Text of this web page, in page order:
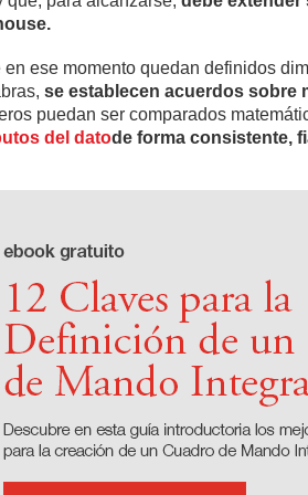
ese momento quedan definidos
se establecen acuerdos sobre
puedan ser comparados
del datode forma consistente,